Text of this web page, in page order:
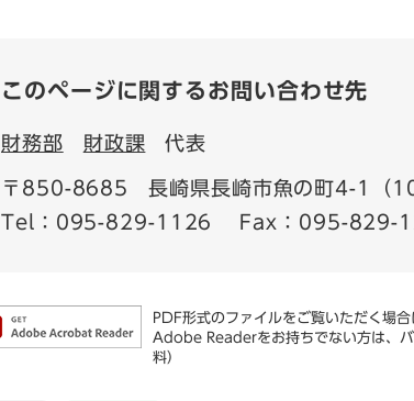
このページに関するお問い合わせ先
財務部 財政課 代表
〒850-8685
長崎県長崎市魚の町4-1（
Tel：095-829-1126
Fax：095-829-
PDF形式のファイルをご覧いただく場
Adobe Readerをお持ちでない方は、
料）